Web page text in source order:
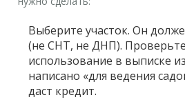
Выберите участок. Он
(не СНТ, не ДНП).
использование в выписке
написано «для ведения
даст кредит.